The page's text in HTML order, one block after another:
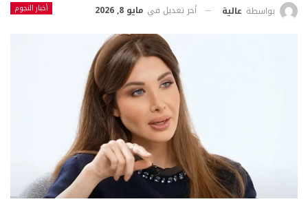
أخبار النجوم بواسطة عالية أخر تعديل في مايو 8, 2026